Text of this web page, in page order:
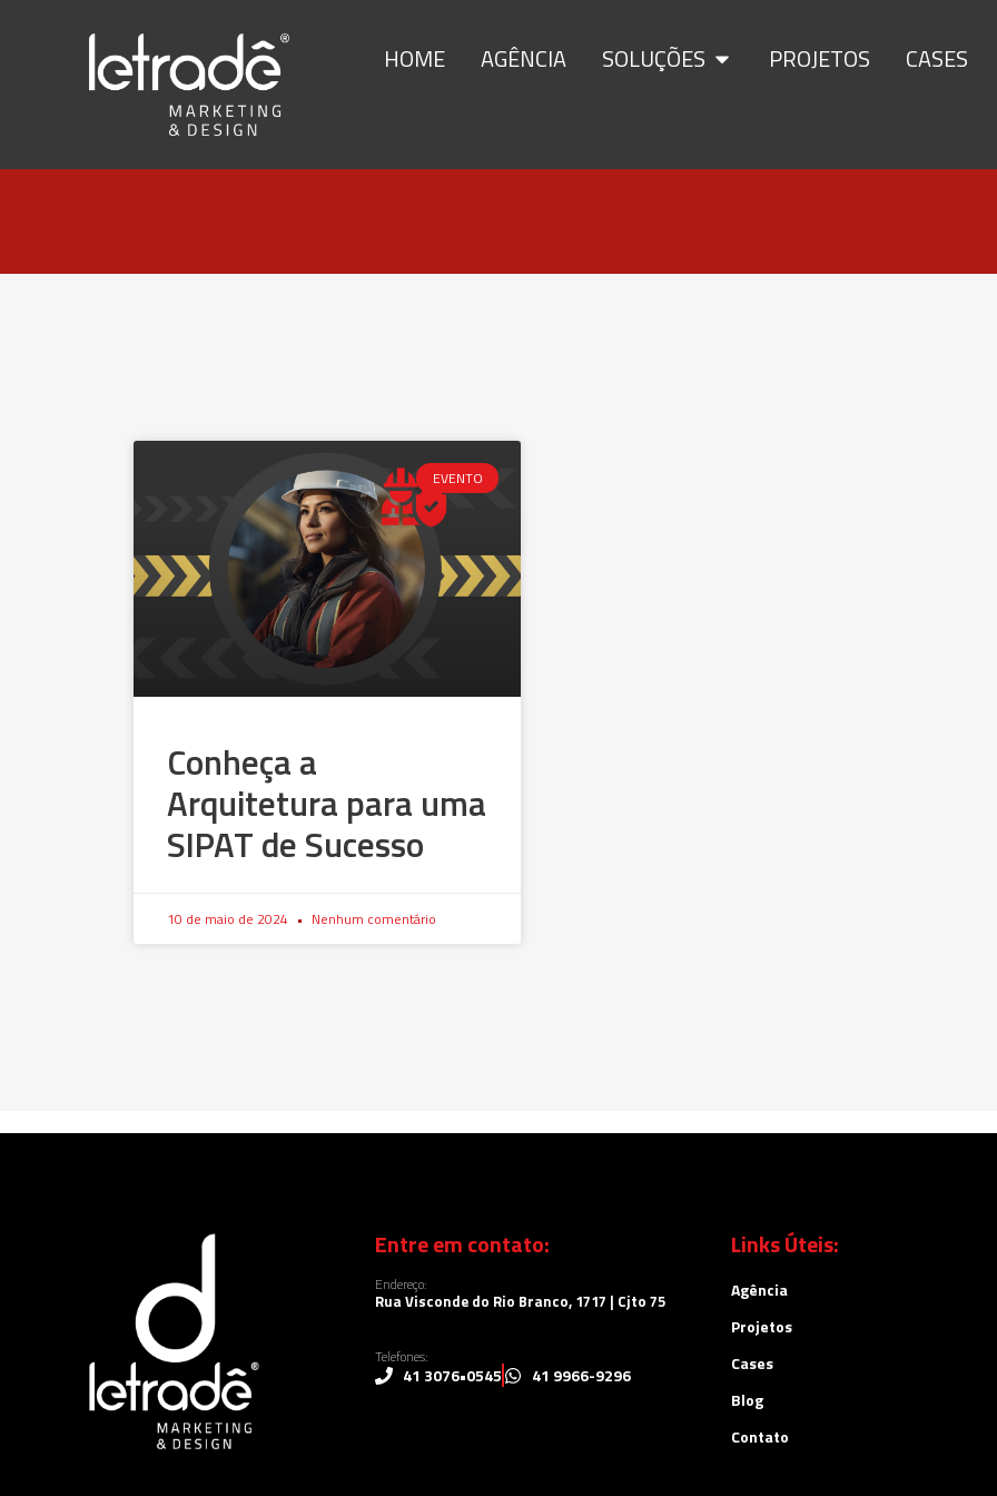
HOME AGÊNCIA SOLUÇÕES PROJETOS CASES
EVENTO
Conheça a
Arquitetura para uma
SIPAT de Sucesso
10 de maio de 2024 Nenhum comentário
Entre em contato:
Endereço:
Rua Visconde do Rio Branco, 1717 | Cjto 75
Telefones:
41 3076•0545 41 9966-9296
Links Úteis:
Agência
Projetos
Cases
Blog
Contato